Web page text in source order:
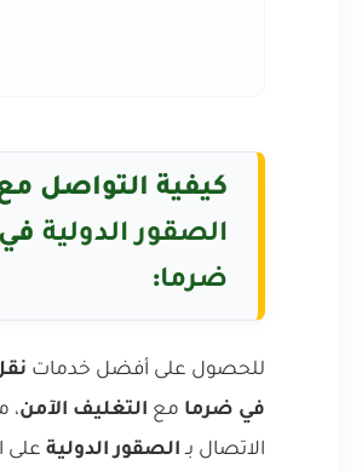
كيفية التواصل
الصقور الدولية في
ضرما:
للحصول على أفضل خدمات
في ضرما مع التغليف الآمن،
الاتصال بـ الصقور الدولية على